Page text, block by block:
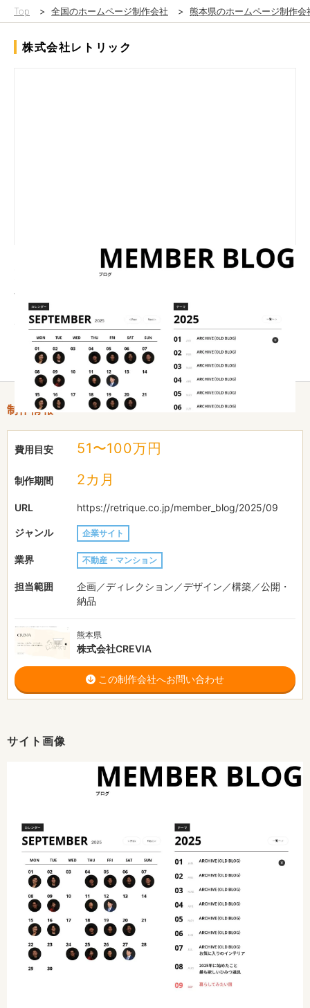
Top > 全国のホームページ制作会社 > 熊本県のホームページ制作会
株式会社レトリック
既存サイトのカスタマイズ依頼。クライアントは「かっこいい見
た目で、ユーザーに視覚的にわかりやすく、かつ自社で管理しや
すいブログページ」を求めており、弊社はWordPressに独自プロ
グラムを実装することでこれを実現しました。
デザイン性と操作性の両立を意識し、記事の閲覧や更新が直感的
に行える仕様に仕上げています。これにより、企業の情報発信力
を高めつつ、管理者側の運用負担も軽減しています。
サイト画像
制作情報
費用目安 51〜100万円
制作期間 2カ月
URL https://retrique.co.jp/member_blog/2025/09
ジャンル 企業サイト
業界 不動産・マンション
担当範囲
企画／ディレクション／デザイン／構築／公開・
納品
熊本県
株式会社CREVIA
この制作会社へお問い合わせ